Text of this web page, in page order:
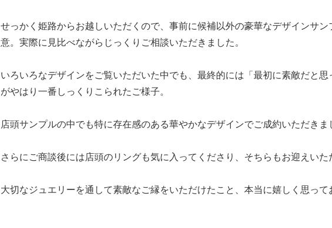
せっかく姫路からお越しいただくので、事前に候補以外の豪華なデザインサン
意。実際に見比べながらじっくりご相談いただきました。
いろいろなデザインをご覧いただいた中でも、最終的には「最初に素敵だと思
がやはり一番しっくりこられたご様子。
店頭サンプルの中でも特に存在感のある華やかなデザインでご成約いただきま
さらにご商談後には店頭のリングも気に入ってくださり、そちらもお迎えいた
大切なジュエリーを通して素敵なご縁をいただけたこと、本当に嬉しく思って